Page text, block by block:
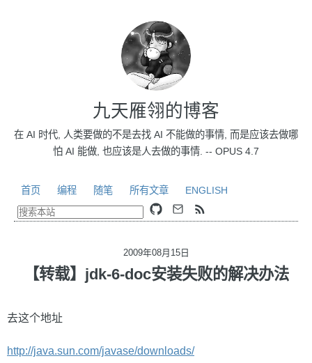
九天雁翎的博客
在 AI 时代, 人类要做的不是去找 AI 不能做的事情, 而是应该去做哪
怕 AI 能做, 也应该是人去做的事情. -- OPUS 4.7
首页 编程 随笔 所有文章 ENGLISH
2009年08月15日
【转载】jdk-6-doc安装失败的解决办法
去这个地址
http://java.sun.com/javase/downloads/